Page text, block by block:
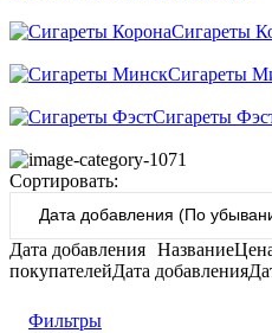
Сигареты
Сигареты
Сигареты
Сортировать:
Дата добавления Название
покупателейДата добавления
Фильтры